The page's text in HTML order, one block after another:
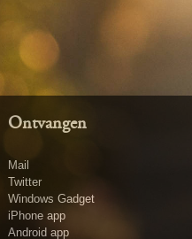
Ontvangen
Mail
Twitter
Windows Gadget
iPhone app
Android app